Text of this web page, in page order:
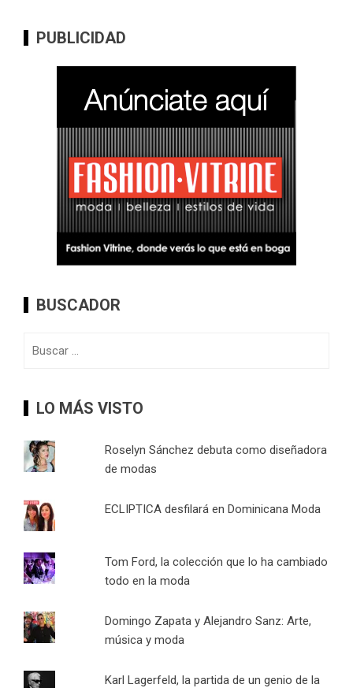
PUBLICIDAD
BUSCADOR
LO MÁS VISTO
Roselyn Sánchez debuta como diseñadora
de modas
ECLIPTICA desfilará en Dominicana Moda
Tom Ford, la colección que lo ha cambiado
todo en la moda
Domingo Zapata y Alejandro Sanz: Arte,
música y moda
Karl Lagerfeld, la partida de un genio de la